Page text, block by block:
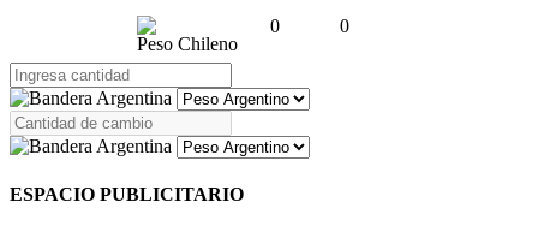
Peso Chileno
0 0
ESPACIO PUBLICITARIO